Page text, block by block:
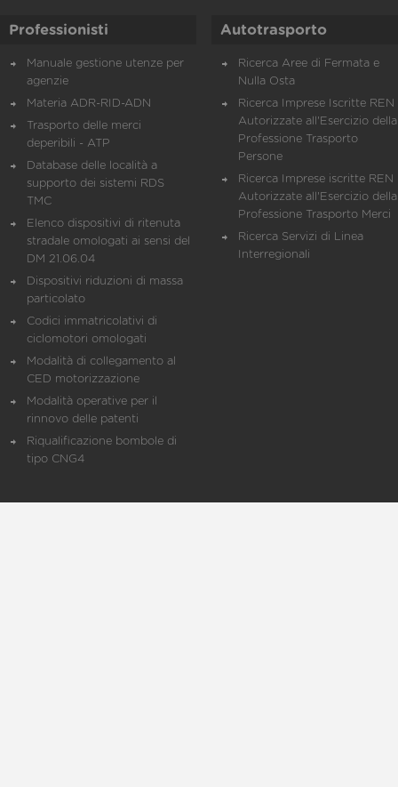
Professionisti
Manuale gestione utenze per
agenzie
Materia ADR-RID-ADN
Trasporto delle merci
deperibili - ATP
Database delle località a
supporto dei sistemi RDS
TMC
Elenco dispositivi di ritenuta
stradale omologati ai sensi del
DM 21.06.04
Dispositivi riduzioni di massa
particolato
Codici immatricolativi di
ciclomotori omologati
Modalità di collegamento al
CED motorizzazione
Modalità operative per il
rinnovo delle patenti
Riqualificazione bombole di
tipo CNG4
Autotrasporto
Ricerca Aree di Fermata e
Nulla Osta
Ricerca Imprese Iscritte REN
Autorizzate all'Esercizio della
Professione Trasporto
Persone
Ricerca Imprese iscritte REN
Autorizzate all'Esercizio della
Professione Trasporto Merci
Ricerca Servizi di Linea
Interregionali